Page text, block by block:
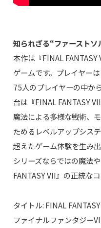
知られざる“ファースト
本作は『FINAL
ゲームです。プレイヤー
75人のプレイヤーの中か
台は『FINAL FANTASY
魔法による多様な戦術、
ためるレベルアップシス
超えたゲーム体験を生み
シリーズならではの魔法
FANTASY VII』の正統な
タイトル: FINAL
ファイナルファンタジー